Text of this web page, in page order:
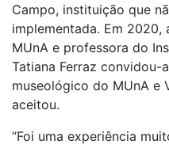
Campo, instituição que
implementada. Em 2020,
MUnA e professora do
Tatiana Ferraz convidou-
museológico do MUnA e
aceitou.
“Foi uma experiência